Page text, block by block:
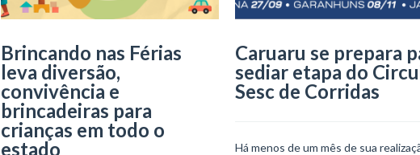
Brincando nas Férias
leva diversão,
convivência e
brincadeiras para
crianças em todo o
estado
Caruaru se prepara
sediar etapa do
Sesc de Corridas
Há menos de um mês de sua